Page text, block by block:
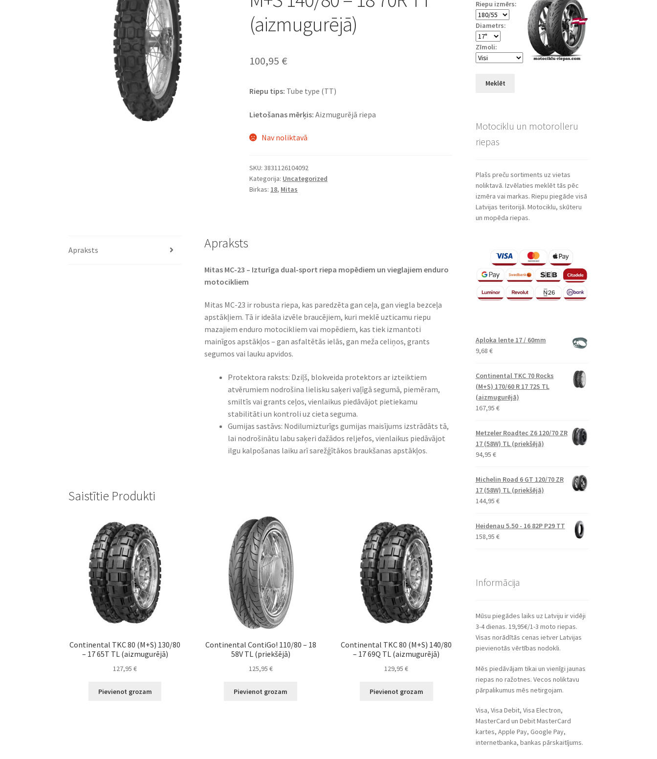
(aizmugurējā)
100,95 €
Riepu tips: Tube type (TT)
Lietošanas mērķis: Aizmugurējā riepa
Nav noliktavā
SKU:3831126104092
Kategorija: Uncategorized
Birkas: 18, Mitas
Apraksts Apraksts
Mitas MC-23 – Izturīga dual-sport riepa mopēdiem un vieglajiem enduro
motocikliem
Mitas MC-23 ir robusta riepa, kas paredzēta gan ceļa, gan viegla bezceļa
apstākļiem. Tā ir ideāla izvēle braucējiem, kuri meklē uzticamu riepu
mazajiem enduro motocikliem vai mopēdiem, kas tiek izmantoti
mainīgos apstākļos – gan asfaltētās ielās, gan meža celiņos, grants
segumos vai lauku apvidos.
Protektora raksts: Dziļš, blokveida protektors ar izteiktiem
atvērumiem nodrošina lielisku saķeri vaļīgā segumā, piemēram,
smiltīs vai grants ceļos, vienlaikus piedāvājot pietiekamu
stabilitāti un kontroli uz cieta seguma.
Gumijas sastāvs: Nodilumizturīgs gumijas maisījums izstrādāts tā,
lai nodrošinātu labu saķeri dažādos reljefos, vienlaikus piedāvājot
ilgu kalpošanas laiku arī sarežģītākos braukšanas apstākļos.
Saistītie Produkti
Continental TKC 80 (M+S) 130/80
– 17 65T TL (aizmugurējā)
127,95€
Pievienot grozam
Continental ContiGo! 110/80 – 18
58V TL (priekšējā)
125,95 €
Pievienot grozam
Continental TKC 80 (M+S) 140/80
– 17 69Q TL (aizmugurējā)
129,95€
Pievienot grozam
Riepu izmērs:
Diametrs:
Zīmoli:
Meklēt
Motociklu un motorolleru
riepas
Plašs preču sortiments uz vietas
noliktavā. Izvēlaties meklēt tās pēc
izmēra vai markas. Riepu piegāde visā
Latvijas teritorijā. Motociklu, skūteru
un mopēda riepas.
Aploka lente 17 / 60mm
9,68 €
Continental TKC 70 Rocks
(M+S) 170/60 R 17 72S TL
(aizmugurējā)
167,95 €
Metzeler Roadtec Z6 120/70 ZR
17 (58W) TL (priekšējā)
94,95 €
Michelin Road 6 GT 120/70 ZR
17 (58W) TL (priekšējā)
144,95 €
Heidenau 5.50 - 16 82P P29 TT
158,95 €
Informācija
Mūsu piegādes laiks uz Latviju ir vidēji
3-4 dienas. 19,95€/1-3 moto riepas.
Visas norādītās cenas ietver Latvijas
pievienotās vērtības nodokli.
Mēs piedāvājam tikai un vienīgi jaunas
riepas no ražotnes. Vecos noliktavu
pārpalikumus mēs netirgojam.
Visa, Visa Debit, Visa Electron,
MasterCard un Debit MasterCard
kartes, Apple Pay, Google Pay,
internetbanka, bankas pārskaitījums.